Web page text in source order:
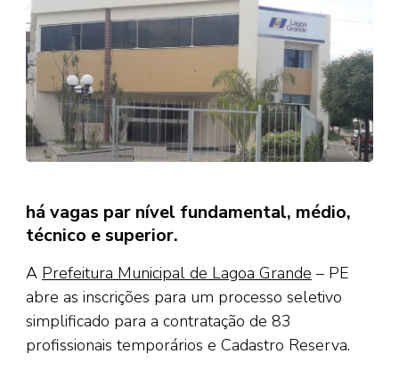
há vagas par nível fundamental, médio,
técnico e superior.
A Prefeitura Municipal de Lagoa Grande – PE
abre as inscrições para um processo seletivo
simplificado para a contratação de 83
profissionais temporários e Cadastro Reserva.